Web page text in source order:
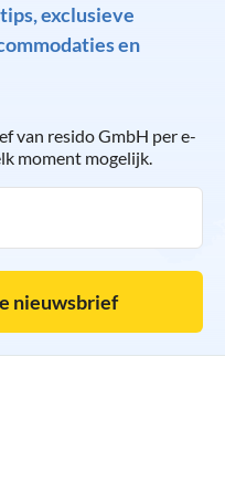
exclusieve
en
van resido GmbH per e-
moment mogelijk.
nieuwsbrief